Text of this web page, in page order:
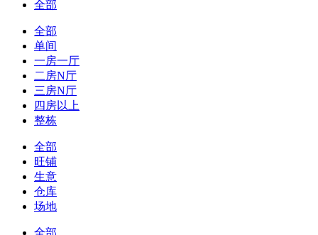
全部
全部
单间
一房一厅
二房N厅
三房N厅
四房以上
整栋
全部
旺铺
生意
仓库
场地
全部